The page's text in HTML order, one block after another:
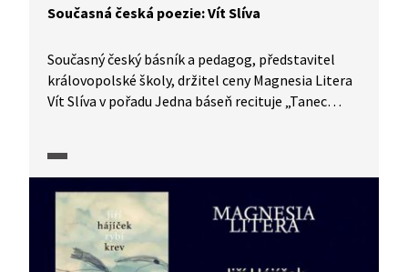
Současná česká poezie: Vít Slíva
Současný český básník a pedagog, představitel
královopolské školy, držitel ceny Magnesia Litera
Vít Slíva v pořadu Jedna báseň recituje „Tanec